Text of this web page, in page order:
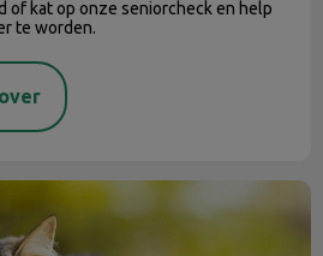
of kat op onze seniorcheck en help
te worden.